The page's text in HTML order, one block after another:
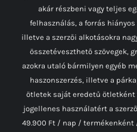
akár részbeni vagy teljes
felhasználás, a forrás
illetve a szerzői alkotásokra
összetéveszthető szövegek,
azokra utaló bármilyen egyéb
haszonszerzés, illetve a
ötletek saját eredetű ötletként
jogellenes használatért a
49.900 Ft / nap / termékenként